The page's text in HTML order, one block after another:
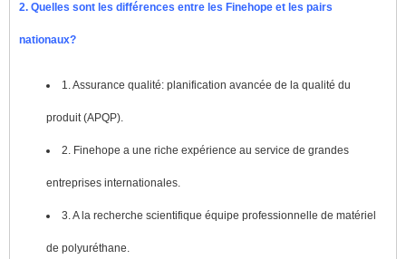
2. Quelles sont les différences entre les Finehope et les pairs
nationaux?
1. Assurance qualité: planification avancée de la qualité du
produit (APQP).
2. Finehope a une riche expérience au service de grandes
entreprises internationales.
3. A la recherche scientifique équipe professionnelle de matériel
de polyuréthane.